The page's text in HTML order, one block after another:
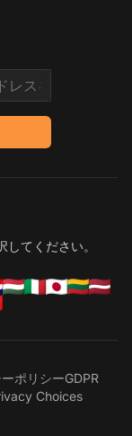
てください。
ポリシーGDPR
Choices